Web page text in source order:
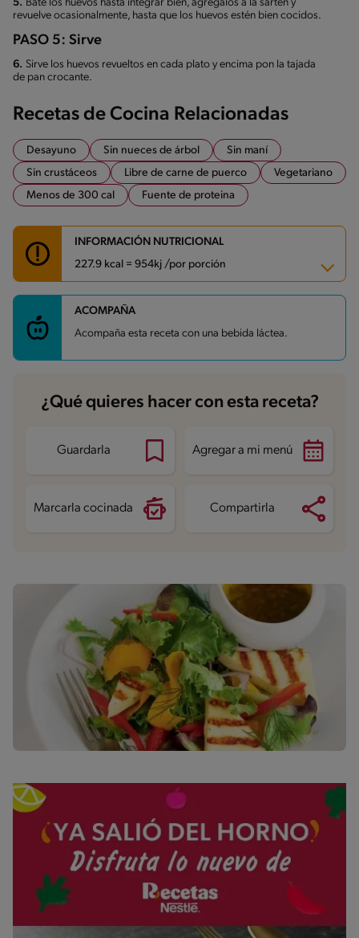
5. Bate los huevos hasta integrar bien, agrégalos a la sartén y
revuelve ocasionalmente, hasta que los huevos estén bien cocidos.
PASO 5: Sirve
6. Sirve los huevos revueltos en cada plato y encima pon la tajada
de pan crocante.
Recetas de Cocina Relacionadas
Desayuno Sin nueces de árbol
Sin maní
Sin crustáceos
Libre de carne de puerco
Vegetariano
Menos de 300 cal
Fuente de proteina
INFORMACIÓN NUTRICIONAL
227.9 kcal = 954kj /por porción
Carbohidratos
Energía 227.9 kcal
Grasas
Sodio
334.9 mg
Azúcares 1.6 g
ACOMPAÑA
Acompaña esta receta con una bebida láctea.
¿Qué quieres hacer con esta receta?
Guardarla Agregar a mi menú
Marcarla cocinada Compartirla